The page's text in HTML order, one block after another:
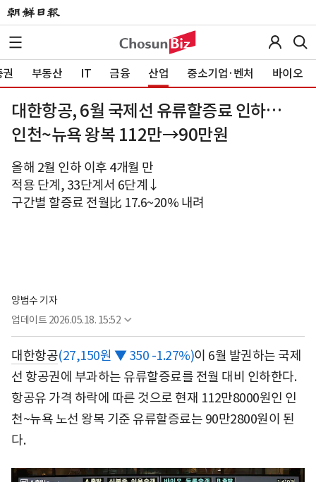
부동산 IT 금융 산업 중소기업·벤처 바이오
대한항공, 6월 국제선 유류할증료 인하…
인천~뉴욕 왕복 112만→90만원
올해 2월 인하 이후 4개월 만
적용 단계, 33단계서 6단계↓
구간별 할증료 전월比 17.6~20% 내려
양범수 기자
업데이트 2026.05.18. 15:52
대한항공(27,150원 ▼ 350 -1.27%)이 6월 발권하는 국제
선 항공권에 부과하는 유류할증료를 전월 대비 인하한다.
항공유 가격 하락에 따른 것으로 현재 112만8000원인 인
천~뉴욕 노선 왕복 기준 유류할증료는 90만2800원이 된
다.